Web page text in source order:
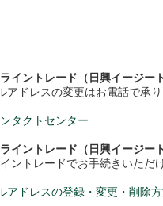
イントレード（日興イージー
アドレスの変更はお電話で承
タクトセンター
イントレード（日興イージー
ントレードでお手続きいただ
アドレスの登録・変更・削除